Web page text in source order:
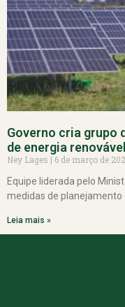
Governo cria grupo
de energia renovável
Ney Lages
6 de março de
Equipe liderada pelo
medidas de planejamento
Leia mais »